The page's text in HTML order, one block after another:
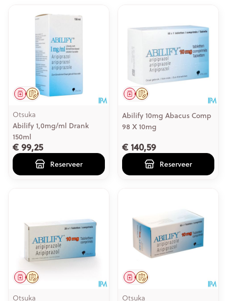
Op voorschrift
Geneesmiddel
Otsuka
Abilify 1,0mg/ml Drank
150ml
€ 99,25
Reserveer
Op voorschrift
Geneesmiddel
Abilify 10mg Abacus Comp
98 X 10mg
€ 140,59
Reserveer
Op voorschrift
Geneesmiddel
Otsuka
Op voorschrift
Geneesmiddel
Otsuka